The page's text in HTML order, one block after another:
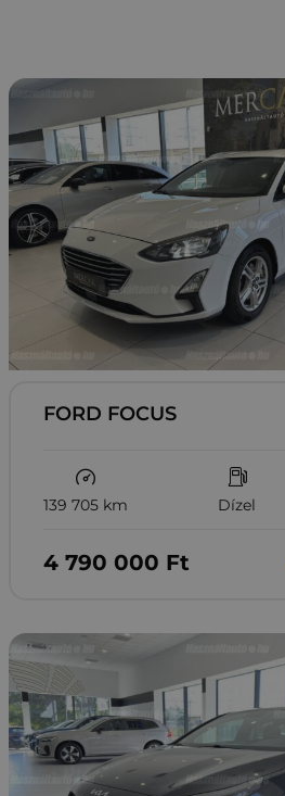
FORD FOCUS
139 705 km Dízel
4‏‏‎ ‎790‏‏‎ ‎000 Ft